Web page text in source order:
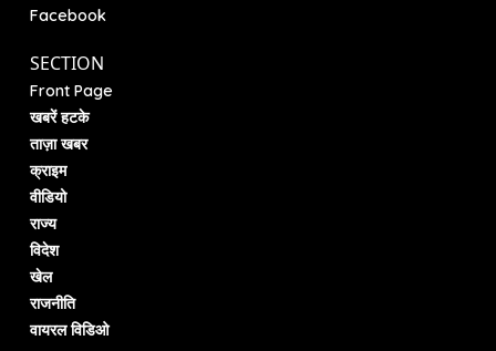
Facebook
SECTION
Front Page
खबरें हटके
ताज़ा खबर
क्राइम
वीडियो
राज्य
विदेश
खेल
राजनीति
वायरल विडिओ